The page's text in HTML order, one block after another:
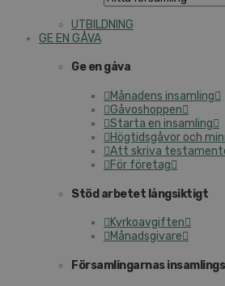
UTBILDNING
GE EN GÅVA
Ge en gåva
Månadens insamling
Gåvoshoppen
Starta en insamling
Högtidsgåvor och
Att skriva
För företag
Stöd arbetet långsiktigt
Kyrkoavgiften
Månadsgivare
Församlingarnas